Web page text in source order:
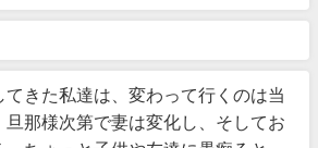
きた私達は、変わって行くのは当
那様次第で妻は変化し、そしてお